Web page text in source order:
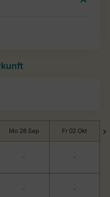
Mo 28 Sep Fr 02 Okt
- -
- -